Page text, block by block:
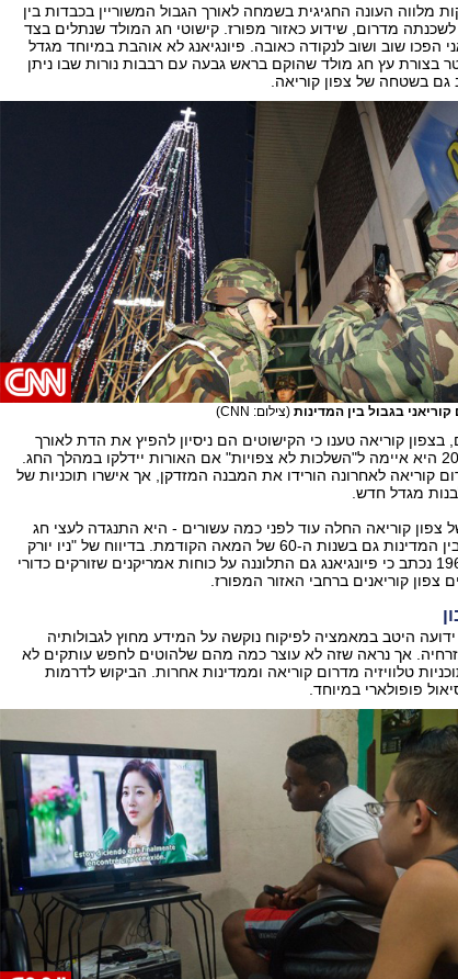
מלווה העונה החגיגית בשמחה לאורך הגבול המשוריין בכבדות בין
לשכנתה מדרום, שידוע כאזור מפורז. קישוטי חג המולד שנתלים בצד
הפכו שוב ושוב לנקודה כאובה. פיונגיאנג לא אוהבת במיוחד מגדל
30 מטר בצורת עץ חג מולד שהוקם בראש גבעה עם רבבות נורות שבו ניתן
גם בשטחה של צפון קוריאה.
בגבול בין המדינות (צילום: CNN)
בצפון קוריאה טענו כי הקישוטים הם ניסיון להפיץ את הדת לאורך
הגבול וב-2011 היא איימה ל"השלכות לא צפויות" אם האורות יידלקו במהלך החג.
קוריאה לאחרונה הורידו את המבנה המזדקן, אך אישרו תוכניות של
מגדל חדש.
צפון קוריאה החלה עוד לפני כמה עשורים - היא התנגדה לעצי חג
מולד בגבול בין המדינות גם בשנות ה-60 של המאה הקודמת. בדיווח של "ניו יורק
טיימס" מ-1964 נכתב כי פיונגיאנג גם התלוננה על כוחות אמריקנים שזורקים כדורי
צפון קוריאנים ברחבי האזור המפורז.
ידועה היטב במאמציה לפיקוח נוקשה על המידע מחוץ לגבולותיה
אך נראה שזה לא עוצר כמה מהם שלהוטים לחפש עותקים לא
טלוויזיה מדרום קוריאה וממדינות אחרות. הביקוש לדרמות
פופולארי במיוחד.